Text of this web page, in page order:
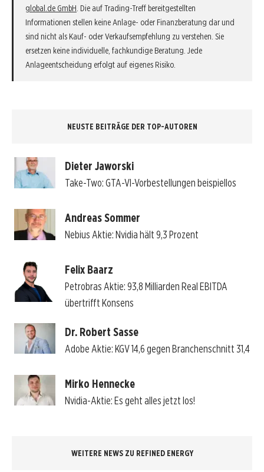
global.de GmbH . Die auf Trading-Treff bereitgestellten
Informationen stellen keine Anlage- oder Finanzberatung dar und
sind nicht als Kauf- oder Verkaufsempfehlung zu verstehen. Sie
ersetzen keine individuelle, fachkundige Beratung. Jede
Anlageentscheidung erfolgt auf eigenes Risiko.
NEUSTE BEITRÄGE DER TOP-AUTOREN
Dieter Jaworski
Take-Two: GTA-VI-Vorbestellungen beispiellos
Andreas Sommer
Nebius Aktie: Nvidia hält 9,3 Prozent
Felix Baarz
Petrobras Aktie: 93,8 Milliarden Real EBITDA
übertrifft Konsens
Dr. Robert Sasse
Adobe Aktie: KGV 14,6 gegen Branchenschnitt 31,4
Mirko Hennecke
Nvidia-Aktie: Es geht alles jetzt los!
WEITERE NEWS ZU REFINED ENERGY